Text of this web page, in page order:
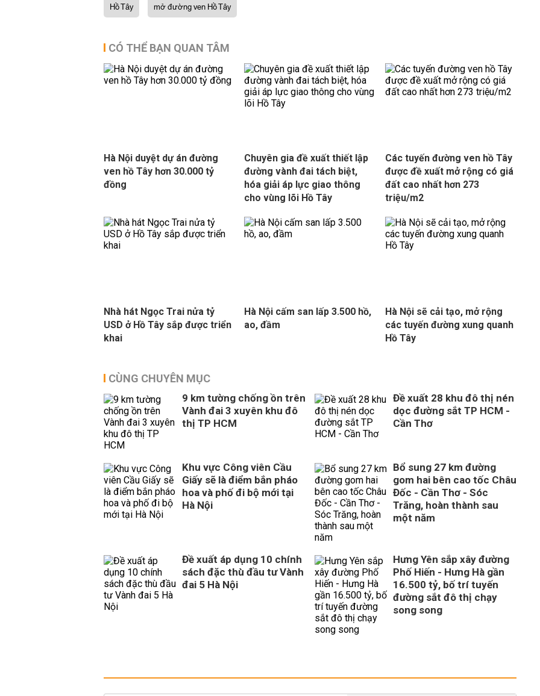
Hồ Tây mở đường ven Hồ Tây
CÓ THỂ BẠN QUAN TÂM
Hà Nội duyệt dự án đường
ven hồ Tây hơn 30.000 tỷ
đồng
Chuyên gia đề xuất thiết lập
đường vành đai tách biệt,
hóa giải áp lực giao thông
cho vùng lõi Hồ Tây
Các tuyến đường ven hồ Tây
được đề xuất mở rộng có giá
đất cao nhất hơn 273
triệu/m2
Nhà hát Ngọc Trai nửa tỷ
USD ở Hồ Tây sắp được triển
khai
Hà Nội cấm san lấp 3.500 hồ,
ao, đầm
Hà Nội sẽ cải tạo, mở rộng
các tuyến đường xung quanh
Hồ Tây
CÙNG CHUYÊN MỤC
9 km tường chống ồn trên
Vành đai 3 xuyên khu đô
thị TP HCM
Đề xuất 28 khu đô thị nén
dọc đường sắt TP HCM -
Cần Thơ
Khu vực Công viên Cầu
Giấy sẽ là điểm bắn pháo
hoa và phố đi bộ mới tại
Hà Nội
Bổ sung 27 km đường
gom hai bên cao tốc Châu
Đốc - Cần Thơ - Sóc
Trăng, hoàn thành sau
một năm
Đề xuất áp dụng 10 chính
sách đặc thù đầu tư Vành
đai 5 Hà Nội
Hưng Yên sắp xây đường
Phố Hiến - Hưng Hà gần
16.500 tỷ, bố trí tuyến
đường sắt đô thị chạy
song song